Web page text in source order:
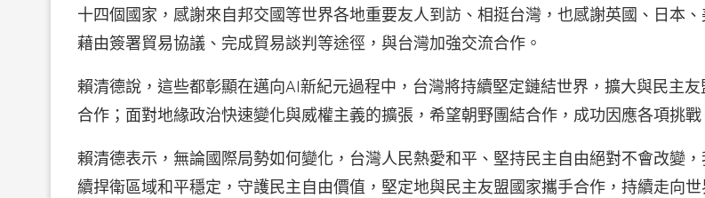
十四個國家，感謝來自邦交國等世界各地重要友人到訪、相挺台灣，也感謝英國、日本、
藉由簽署貿易協議、完成貿易談判等途徑，與台灣加強交流合作。
賴清德說，這些都彰顯在邁向AI新紀元過程中，台灣將持續堅定鏈結世界，擴大與民主友
合作；面對地緣政治快速變化與威權主義的擴張，希望朝野團結合作，成功因應各項挑戰
賴清德表示，無論國際局勢如何變化，台灣人民熱愛和平、堅持民主自由絕對不會改變
續捍衛區域和平穩定，守護民主自由價值，堅定地與民主友盟國家攜手合作，持續走向